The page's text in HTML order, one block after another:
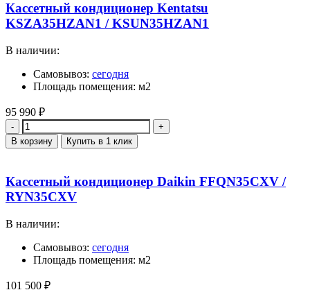
Кассетный кондиционер Kentatsu
KSZA35HZAN1 / KSUN35HZAN1
В наличии:
Самовывоз: сегодня
Площадь помещения: м2
95 990 ₽
Количество
В корзину Купить в 1 клик
Кассетный кондиционер Daikin FFQN35CXV /
RYN35CXV
В наличии:
Самовывоз: сегодня
Площадь помещения: м2
101 500 ₽